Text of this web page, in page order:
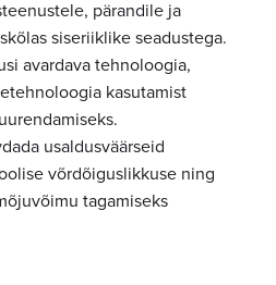
pärandile ja
siseriiklike seadustega.
avardava tehnoloogia,
kasutamist
usaldusväärseid
võrdõiguslikkuse ning
tagamiseks